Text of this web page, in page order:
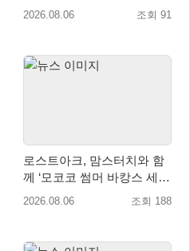
2026.08.06 조회 91
로스트아크, 맘스터치와 함
께 ‘모코코 썸머 바캉스 세
트’ 출시
2026.08.06 조회 188